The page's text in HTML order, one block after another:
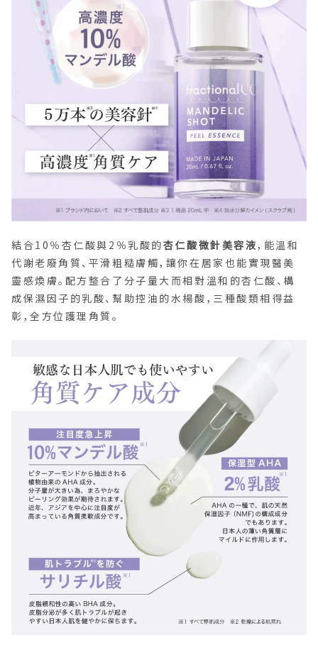
結合10％杏仁酸與2％乳酸的杏仁酸微針美容液，能溫和
代謝老廢角質、平滑粗糙膚觸，讓你在居家也能實現醫美
靈感煥膚。配方整合了分子量大而相對溫和的杏仁酸、構
成保濕因子的乳酸、幫助控油的水楊酸，三種酸類相得益
彰，全方位護理角質。